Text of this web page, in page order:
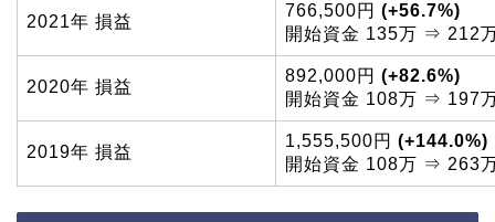
2021年 損益
766,500円 (+56.7%)
開始資金 135万 ⇒ 212
2020年 損益
892,000円 (+82.6%)
開始資金 108万 ⇒ 197
2019年 損益
1,555,500円 (+144.0%)
開始資金 108万 ⇒ 263